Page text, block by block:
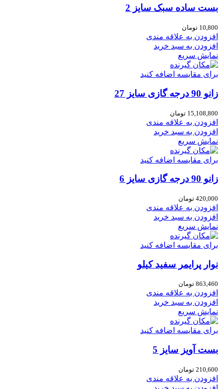
بست ساده سبک سایز 2
10,800 تومان
افزودن به علاقه مندی
افزودن به سبد خرید
نمایش سریع
برای مقایسه اضافه کنید
زانو 90 درجه گازی سایز 27
15,108,800 تومان
افزودن به علاقه مندی
افزودن به سبد خرید
نمایش سریع
برای مقایسه اضافه کنید
زانو 90 درجه گازی سایز 6
420,000 تومان
افزودن به علاقه مندی
افزودن به سبد خرید
نمایش سریع
برای مقایسه اضافه کنید
نوار پرایمر سفید کیلو
863,460 تومان
افزودن به علاقه مندی
افزودن به سبد خرید
نمایش سریع
برای مقایسه اضافه کنید
بست آویز سایز 5
210,600 تومان
افزودن به علاقه مندی